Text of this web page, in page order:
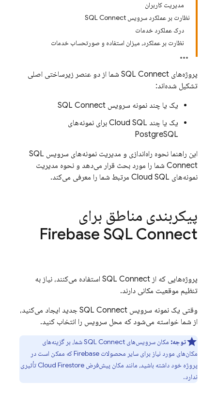
مدیریت کاربران
نظارت بر عملکرد سرویس SQL Connect
درک عملکرد خدمات
نظارت بر عملکرد، میزان استفاده و صورتحساب خدمات
پروژه‌های SQL Connect شما از دو عنصر زیرساختی اصلی
تشکیل شده‌اند:
یک یا چند نمونه سرویس SQL Connect
یک یا چند Cloud SQL برای نمونه‌های
PostgreSQL
این راهنما نحوه راه‌اندازی و مدیریت نمونه‌های سرویس SQL
Connect شما را مورد بحث قرار می‌دهد و نحوه مدیریت
نمونه‌های Cloud SQL مرتبط شما را معرفی می‌کند.
پیکربندی مناطق برای
Firebase SQL Connect
پروژه‌هایی که از SQL Connect استفاده می‌کنند، نیاز به
تنظیم موقعیت مکانی دارند.
وقتی یک نمونه سرویس SQL Connect جدید ایجاد می‌کنید،
از شما خواسته می‌شود که محل سرویس را انتخاب کنید.
توجه: مکان سرویس‌هایSQL Connectشما، بر گزینه‌های
مکان‌های مورد نیاز برای سایر محصولات Firebase که ممکن است در
پروژه خود داشته باشید، مانند مکان پیش‌فرض Cloud Firestore تأثیری
ندارد.